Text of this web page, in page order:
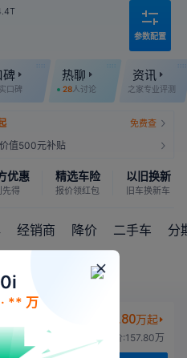
参数配置
碑
口碑
热聊
28人讨论
资讯
之家专业评测
免费查
值500元补贴
优惠
先得
精选车险
报价领红包
以旧换新
旧车换新车
经销商 降价 二手车 分
VI
157.80万起
指导价:157.80万
** 万